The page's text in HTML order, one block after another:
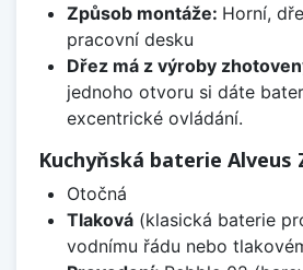
Způsob montáže: Horní,
pracovní desku
Dřez má z výroby
jednoho otvoru si dáte
excentrické ovládání.
Kuchyňská baterie Alveus
Otočná
Tlaková(klasická baterie
vodnímu řádu nebo